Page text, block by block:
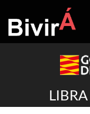
to
content